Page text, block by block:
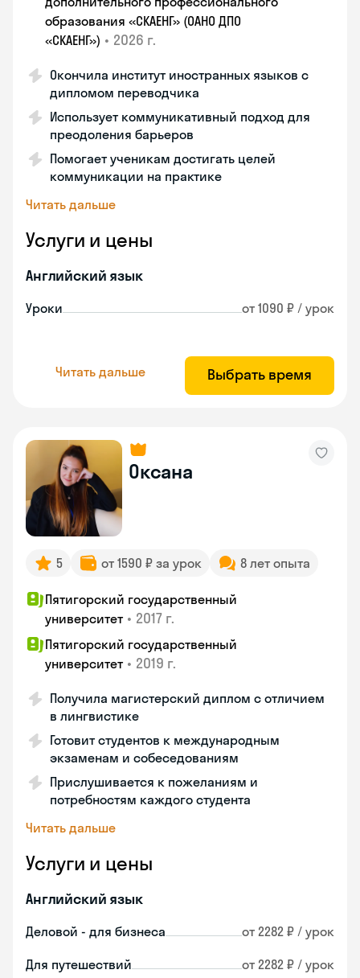
образования «СКАЕНГ» (ОАНО ДПО
«СКАЕНГ») • 2026 г.
Окончила институт иностранных языков с
дипломом переводчика
Использует коммуникативный подход для
преодоления барьеров
Помогает ученикам достигать целей
коммуникации на практике
Читать дальше
Услуги и цены
Английский язык
Уроки от 1090 ₽ / урок
Читать дальше Выбрать время
Оксана
5 от 1590 ₽ за урок 8 лет опыта
Пятигорский государственный
университет • 2017 г.
Пятигорский государственный
университет • 2019 г.
Получила магистерский диплом с отличием
в лингвистике
Готовит студентов к международным
экзаменам и собеседованиям
Прислушивается к пожеланиям и
потребностям каждого студента
Читать дальше
Услуги и цены
Английский язык
Деловой - для бизнеса от 2282 ₽ / урок
Для путешествий от 2282 ₽ / урок